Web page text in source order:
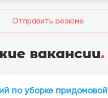
Отправить резюме
вакансии.
по уборке придомовой